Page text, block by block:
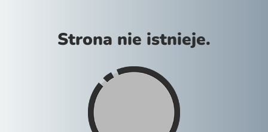
Strona nie istnieje.